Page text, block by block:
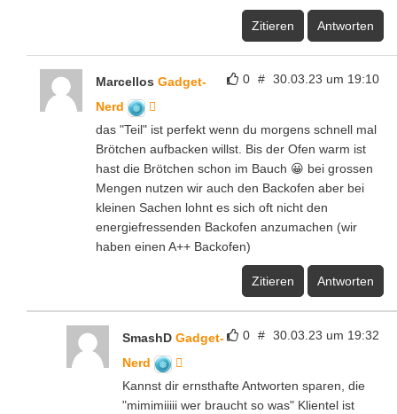
Zitieren Antworten
0 # 30.03.23 um 19:10
Marcellos Gadget-
Nerd
das "Teil" ist perfekt wenn du morgens schnell mal
Brötchen aufbacken willst. Bis der Ofen warm ist
hast die Brötchen schon im Bauch 😀 bei grossen
Mengen nutzen wir auch den Backofen aber bei
kleinen Sachen lohnt es sich oft nicht den
energiefressenden Backofen anzumachen (wir
haben einen A++ Backofen)
Zitieren Antworten
0 # 30.03.23 um 19:32
SmashD Gadget-
Nerd
Kannst dir ernsthafte Antworten sparen, die
"mimimiiiii wer braucht so was" Klientel ist